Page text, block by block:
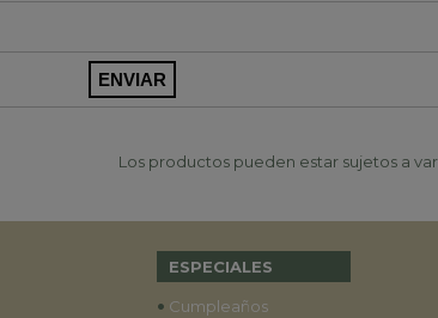
Los productos pueden estar sujetos a
ESPECIALES
• Cumpleaños